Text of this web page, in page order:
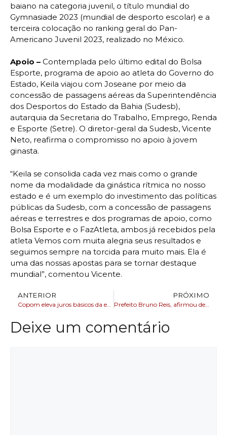
baiano na categoria juvenil, o título mundial do
Gymnasiade 2023 (mundial de desporto escolar) e a
terceira colocação no ranking geral do Pan-
Americano Juvenil 2023, realizado no México.
Apoio – Contemplada pelo último edital do Bolsa
Esporte, programa de apoio ao atleta do Governo do
Estado, Keila viajou com Joseane por meio da
concessão de passagens aéreas da Superintendência
dos Desportos do Estado da Bahia (Sudesb),
autarquia da Secretaria do Trabalho, Emprego, Renda
e Esporte (Setre). O diretor-geral da Sudesb, Vicente
Neto, reafirma o compromisso no apoio à jovem
ginasta.
“Keila se consolida cada vez mais como o grande
nome da modalidade da ginástica rítmica no nosso
estado e é um exemplo do investimento das políticas
públicas da Sudesb, com a concessão de passagens
aéreas e terrestres e dos programas de apoio, como
Bolsa Esporte e o FazAtleta, ambos já recebidos pela
atleta Vemos com muita alegria seus resultados e
seguimos sempre na torcida para muito mais. Ela é
uma das nossas apostas para se tornar destaque
mundial”, comentou Vicente.
ANTERIOR PRÓXIMO
Prefeito Bruno Reis, afirmou desconhecer da recomendação do MP-BA
Deixe um comentário